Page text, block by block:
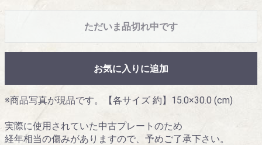
ただいま品切れ中です
お気に入りに追加
※商品写真が現品です。【各サイズ 約】15.0×30.0 (cm)
実際に使用されていた中古プレートのため
経年相当の傷みがありますので、予めご了承下さい。